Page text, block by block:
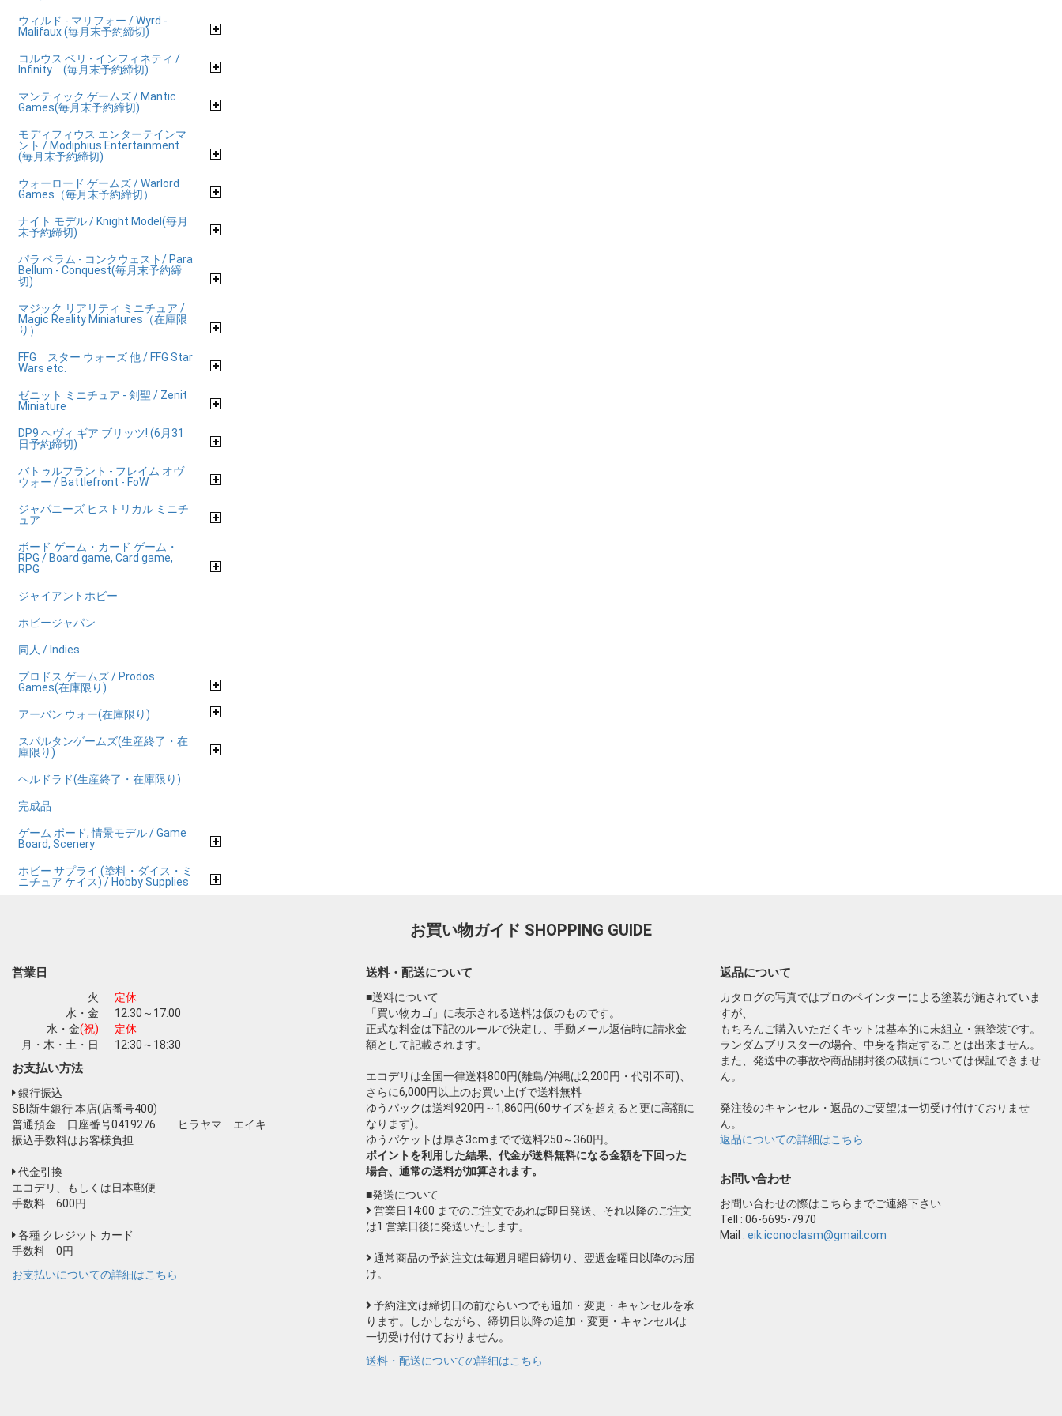
ウィルド - マリフォー / Wyrd -
Malifaux (毎月末予約締切)
コルウス ベリ - インフィネティ /
Infinity (毎月末予約締切)
マンティック ゲームズ / Mantic
Games(毎月末予約締切)
モディフィウス エンターテインマ
ント / Modiphius Entertainment
(毎月末予約締切)
ウォーロード ゲームズ / Warlord
Games（毎月末予約締切）
ナイト モデル / Knight Model(毎月
末予約締切)
パラ ベラム - コンクウェスト/ Para
Bellum - Conquest(毎月末予約締
切)
マジック リアリティ ミニチュア /
Magic Reality Miniatures（在庫限
り）
FFG スター ウォーズ 他 / FFG Star
Wars etc.
ゼニット ミニチュア - 剣聖 / Zenit
Miniature
DP9 ヘヴィ ギア ブリッツ! (6月31
日予約締切)
バトゥルフラント - フレイム オヴ
ウォー / Battlefront - FoW
ジャパニーズ ヒストリカル ミニチ
ュア
ボード ゲーム・カード ゲーム・
RPG / Board game, Card game,
RPG
ジャイアントホビー
ホビージャパン
同人 / Indies
プロドス ゲームズ / Prodos
Games(在庫限り)
アーバン ウォー(在庫限り)
スパルタンゲームズ(生産終了・在
庫限り)
ヘルドラド(生産終了・在庫限り)
完成品
ゲーム ボード, 情景モデル / Game
Board, Scenery
ホビー サプライ (塗料・ダイス・ミ
ニチュア ケイス) / Hobby Supplies
お買い物ガイド SHOPPING GUIDE
営業日
火
定休
水・金
12:30～17:00
水・金(祝)
定休
月・木・土・日
12:30～18:30
お支払い方法
銀行振込
SBI新生銀行 本店(店番号400)
普通預金 口座番号0419276 ヒラヤマ エイキ
振込手数料はお客様負担
代金引換
エコデリ、もしくは日本郵便
手数料 600円
各種 クレジット カード
手数料 0円
お支払いについての詳細はこちら
送料・配送について
■送料について
「買い物カゴ」に表示される送料は仮のものです。
正式な料金は下記のルールで決定し、手動メール返信時に請求金
額として記載されます。
エコデリは全国一律送料800円(離島/沖縄は2,200円・代引不可)、
さらに6,000円以上のお買い上げで送料無料
ゆうパックは送料920円～1,860円(60サイズを超えると更に高額に
なります)。
ゆうパケットは厚さ3cmまでで送料250～360円。
ポイントを利用した結果、代金が送料無料になる金額を下回った
場合、通常の送料が加算されます。
■発送について
営業日14:00 までのご注文であれば即日発送、それ以降のご注文
は1 営業日後に発送いたします。
通常商品の予約注文は毎週月曜日締切り、翌週金曜日以降のお届
け。
予約注文は締切日の前ならいつでも追加・変更・キャンセルを承
ります。しかしながら、締切日以降の追加・変更・キャンセルは
一切受け付けておりません。
送料・配送についての詳細はこちら
返品について
カタログの写真ではプロのペインターによる塗装が施されていま
すが、
もちろんご購入いただくキットは基本的に未組立・無塗装です。
ランダムブリスターの場合、中身を指定することは出来ません。
また、発送中の事故や商品開封後の破損については保証できませ
ん。
発注後のキャンセル・返品のご要望は一切受け付けておりませ
ん。
返品についての詳細はこちら
お問い合わせ
お問い合わせの際はこちらまでご連絡下さい
Tell : 06-6695-7970
Mail : eik.iconoclasm@gmail.com